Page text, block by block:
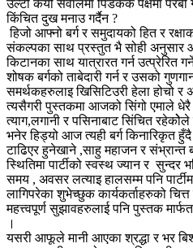
उल्टो कयौ सवालमा पिडककै पक्षमा पैरबी
किंचित दुख मनाउ गर्दैन ?
हिजो आफ्नो बर्ग र समुदायको हित र
संकल्पका साथ प्रस्तुत भै सोही अनुसार
किटानका साथ यात्रारत गर्न
शोषक बर्गको ताबेदारी गर्न र उसको
समर्थकहरुलाइ खिसिटिउरी हेला होचो र
त्यसैगरी पुस्तकमा आजको सिंगो एमाले धेरै
त्याग,लगानी र पसिनाबाट सिंचित
भनेर हिड्यो आज त्यही बर्ग किनारिकृत
टाढिएर हुनेखाने ,साहु महाजन र संभ्रान्त
स्थितिमा पार्टीको स्वस्थ ज्यान र सुन्दर
समय , अवसर लत्याइ हालसम्म पनि
लागिपरेका शुभेच्छुक कार्यकर्ताहरुको
महत्त्वपूर्ण सुझावहरुलाई पनि पुस्तक
।
यसरी आफूले मानी आएका श्रद्धा र भर